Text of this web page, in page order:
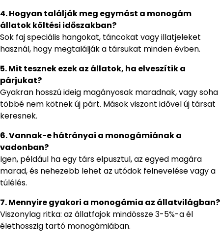
4. Hogyan találják meg egymást a monogám
állatok költési időszakban?
Sok faj speciális hangokat, táncokat vagy illatjeleket
használ, hogy megtalálják a társukat minden évben.
5. Mit tesznek ezek az állatok, ha elveszítik a
párjukat?
Gyakran hosszú ideig magányosak maradnak, vagy soha
többé nem kötnek új párt. Mások viszont idővel új társat
keresnek.
6. Vannak-e hátrányai a monogámiának a
vadonban?
Igen, például ha egy társ elpusztul, az egyed magára
marad, és nehezebb lehet az utódok felnevelése vagy a
túlélés.
7. Mennyire gyakori a monogámia az állatvilágban?
Viszonylag ritka: az állatfajok mindössze 3-5%-a él
élethosszig tartó monogámiában.